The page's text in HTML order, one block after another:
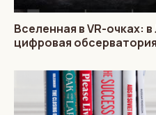
Вселенная в VR-очках:
цифровая обсерватория